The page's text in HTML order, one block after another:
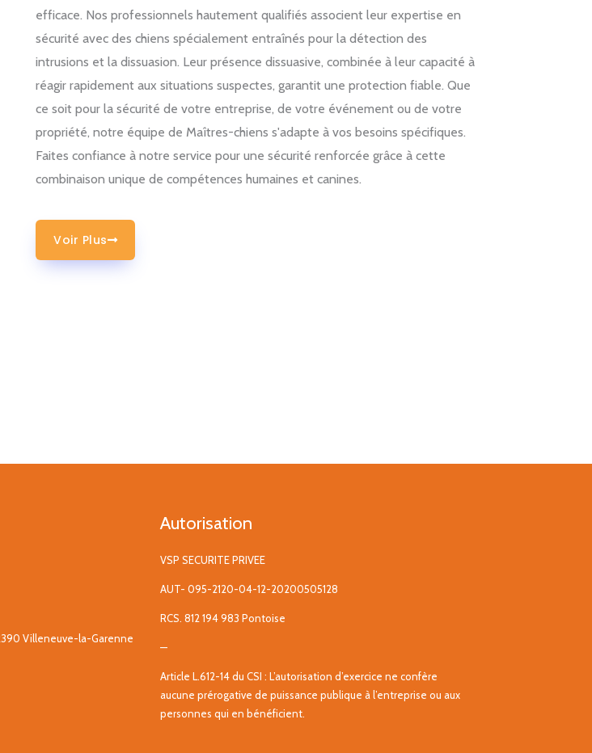
efficace. Nos professionnels hautement qualifiés associent leur expertise en
sécurité avec des chiens spécialement entraînés pour la détection des
intrusions et la dissuasion. Leur présence dissuasive, combinée à leur capacité à
réagir rapidement aux situations suspectes, garantit une protection fiable. Que
ce soit pour la sécurité de votre entreprise, de votre événement ou de votre
propriété, notre équipe de Maîtres-chiens s'adapte à vos besoins spécifiques.
Faites confiance à notre service pour une sécurité renforcée grâce à cette
combinaison unique de compétences humaines et canines.
Voir Plus
Villeneuve-la-Garenne
Autorisation
VSP SECURITE PRIVEE
AUT- 095-2120-04-12-20200505128
RCS. 812 194 983 Pontoise
—
Article L.612-14 du CSI : L’autorisation d’exercice ne confère
aucune prérogative de puissance publique à l’entreprise ou aux
personnes qui en bénéficient.